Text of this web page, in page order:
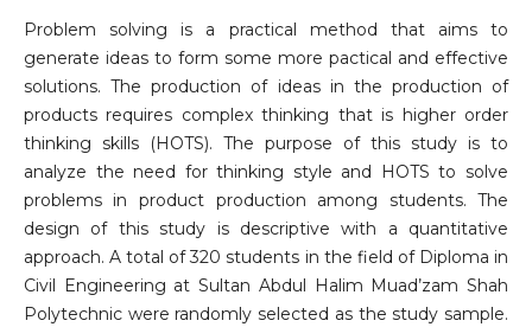
Problem solving is a practical method that aims to
generate ideas to form some more pactical and effective
solutions. The production of ideas in the production of
products requires complex thinking that is higher order
thinking skills (HOTS). The purpose of this study is to
analyze the need for thinking style and HOTS to solve
problems in product production among students. The
design of this study is descriptive with a quantitative
approach. A total of 320 students in the field of Diploma in
Civil Engineering at Sultan Abdul Halim Muad’zam Shah
Polytechnic were randomly selected as the study sample.